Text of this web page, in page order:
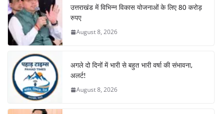
उत्तराखंड में विभिन्न विकास योजनाओं के लिए 80 करोड़
रुपए
August 8, 2026
अगले दो दिनों में भारी से बहुत भारी वर्षा की संभावना,
अलर्ट!
August 8, 2026